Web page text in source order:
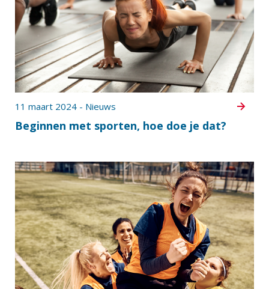
Beginnen met sporten, hoe doe je dat?
11 maart 2024 - Nieuws